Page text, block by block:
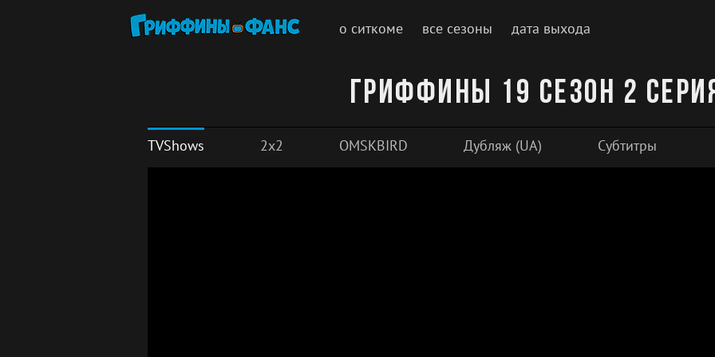
о ситкоме все сезоны дата выхода
Гриффины 19 сезон 2
TVShows 2x2 OMSKBIRD Дубляж (UA) Субтитры